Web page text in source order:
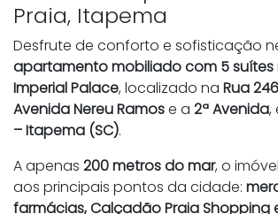
Praia, Itapema
Desfrute de conforto e sofisticação
apartamento mobiliado com 5 suítes
Imperial Palace, localizado na Rua 246
Avenida Nereu Ramose a 2ª Avenida,
– Itapema (SC).
A apenas 200 metros do mar, o
aos principais pontos da cidade:
farmácias, Calçadão Praia Shopping e